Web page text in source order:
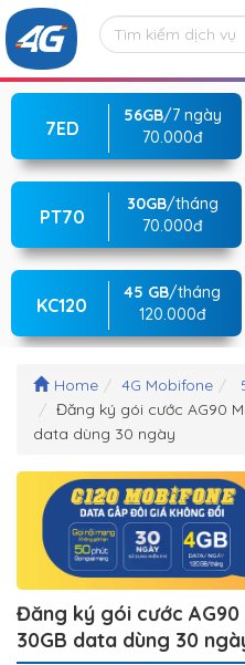
7ED
56GB/7 ngày
70.000đ
PT70
30GB/tháng
70.000đ
KC120
45 GB/tháng
120.000đ
Home 4G Mobifone
Đăng ký gói cước AG90
data dùng 30 ngày
Đăng ký gói cước
30GB data dùng 30